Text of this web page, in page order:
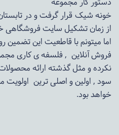
خونه شیک قرار گرفت و در تابستان 1400 به مرحله اجرا
از زمان تشکیل سایت فروشگاهی
اما میتونم با قاطعیت این تضمین
فروش آنلاین , فلسفه ی کاری
نکرده و مثل گذشته ارائه
سود , اولین و اصلی ترین اولویت
خواهد بود.